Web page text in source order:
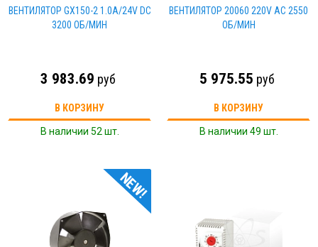
ВЕНТИЛЯТОР GX150-2 1.0А/24V DC
3200 ОБ/МИН
3 983.69 руб
В КОРЗИНУ
В наличии 52 шт.
ВЕНТИЛЯТОР 20060 220V AC 2550
ОБ/МИН
5 975.55 руб
В КОРЗИНУ
В наличии 49 шт.
NEW!